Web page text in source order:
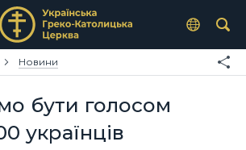
Новини
бути голосом
українців